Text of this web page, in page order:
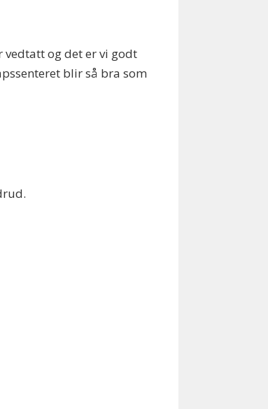
vedtatt og det er vi godt
blir så bra som